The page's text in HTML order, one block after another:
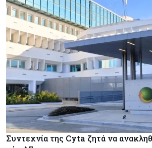
Συντεχνία της Cyta ζητά να